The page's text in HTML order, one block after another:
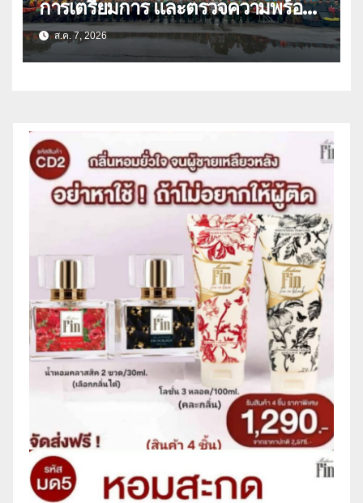
การเตรียมการ และตรวจความพร้อม
ด้านการบรรเทาสาธารณภัย
ส.ค. 7, 2026